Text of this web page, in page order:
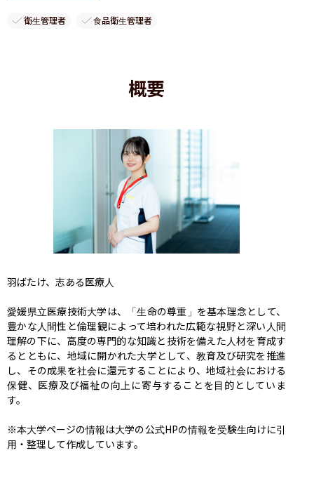
衛生管理者 食品衛生管理者
概要
羽ばたけ、志ある医療人
愛媛県立医療技術大学は、「生命の尊重」を基本理念として、
豊かな人間性と倫理観によって培われた広範な視野と深い人間
理解の下に、高度の専門的な知識と技術を備えた人材を育成す
るとともに、地域に開かれた大学として、教育及び研究を推進
し、その成果を社会に還元することにより、地域社会における
保健、医療及び福祉の向上に寄与することを目的としていま
す。
※本大学ページの情報は大学の公式HPの情報を受験生向けに引
用・整理して作成しています。